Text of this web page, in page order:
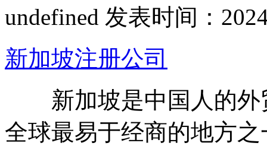
undefined 发表时间：
新加坡注册公司
新加坡是中国人的外
全球最易于经商的地方